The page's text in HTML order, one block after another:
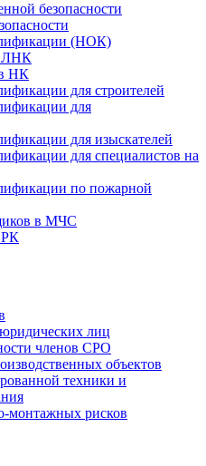
безопасности
(НОК)
ЛНК
НК
для строителей
для
для изыскателей
для специалистов на
по пожарной
в МЧС
РК
лиц
членов СРО
объектов
техники и
монтажных рисков